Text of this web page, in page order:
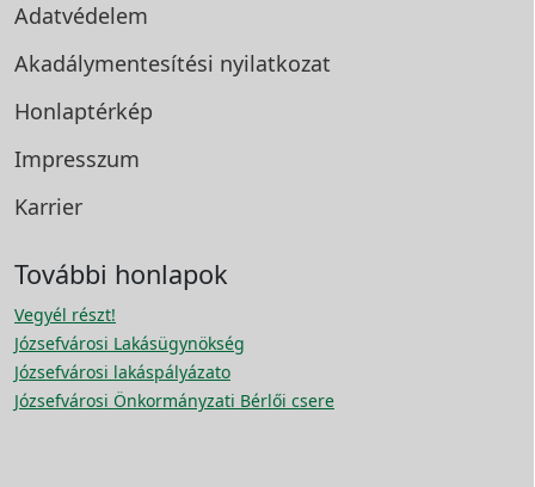
Adatvédelem
Akadálymentesítési nyilatkozat
Honlaptérkép
Impresszum
Karrier
További honlapok
Vegyél részt!
Józsefvárosi Lakásügynökség
Józsefvárosi lakáspályázato
Józsefvárosi Önkormányzati Bérlői csere